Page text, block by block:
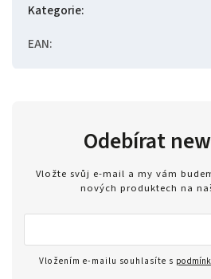
Kategorie:
EAN:
Odebírat
Vložte svůj e-mail a my vám
nových produktech na
Vložením e-mailu souhlasíte s